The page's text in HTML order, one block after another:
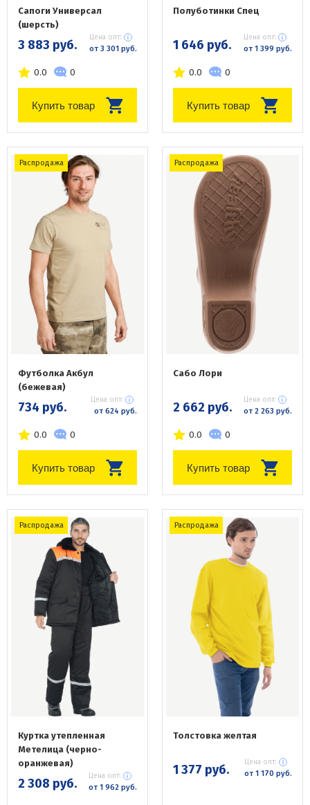
Сапоги Универсал
(шерсть)
3 883 руб. Цена опт:
от 3 301 руб.
0.0 0
Купить товар
Полуботинки Спец
1 646 руб. Цена опт:
от 1 399 руб.
0.0 0
Купить товар
Распродажа
Футболка Акбул
(бежевая)
734 руб. Цена опт:
от 624 руб.
0.0 0
Купить товар
Распродажа
Сабо Лори
2 662 руб. Цена опт:
от 2 263 руб.
0.0 0
Купить товар
Распродажа
Куртка утепленная
Метелица (черно-
оранжевая)
2 308 руб. Цена опт:
от 1 962 руб.
Распродажа
Толстовка желтая
1 377 руб. Цена опт:
от 1 170 руб.